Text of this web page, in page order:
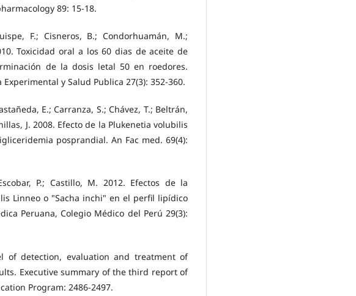
89: 15-18.
F.; Cisneros, B.; Condorhuamán, M.;
Toxicidad oral a los 60 dias de aceite de
de la dosis letal 50 en roedores.
y Salud Publica 27(3): 352-360.
E.; Carranza, S.; Chávez, T.; Beltrán,
J. 2008. Efecto de la Plukenetia volubilis
posprandial. An Fac med. 69(4):
P.; Castillo, M. 2012. Efectos de la
Linneo o "Sacha inchi" en el perfil lipídico
Peruana, Colegio Médico del Perú 29(3):
of detection, evaluation and treatment of
Executive summary of the third report of
Program: 2486-2497.